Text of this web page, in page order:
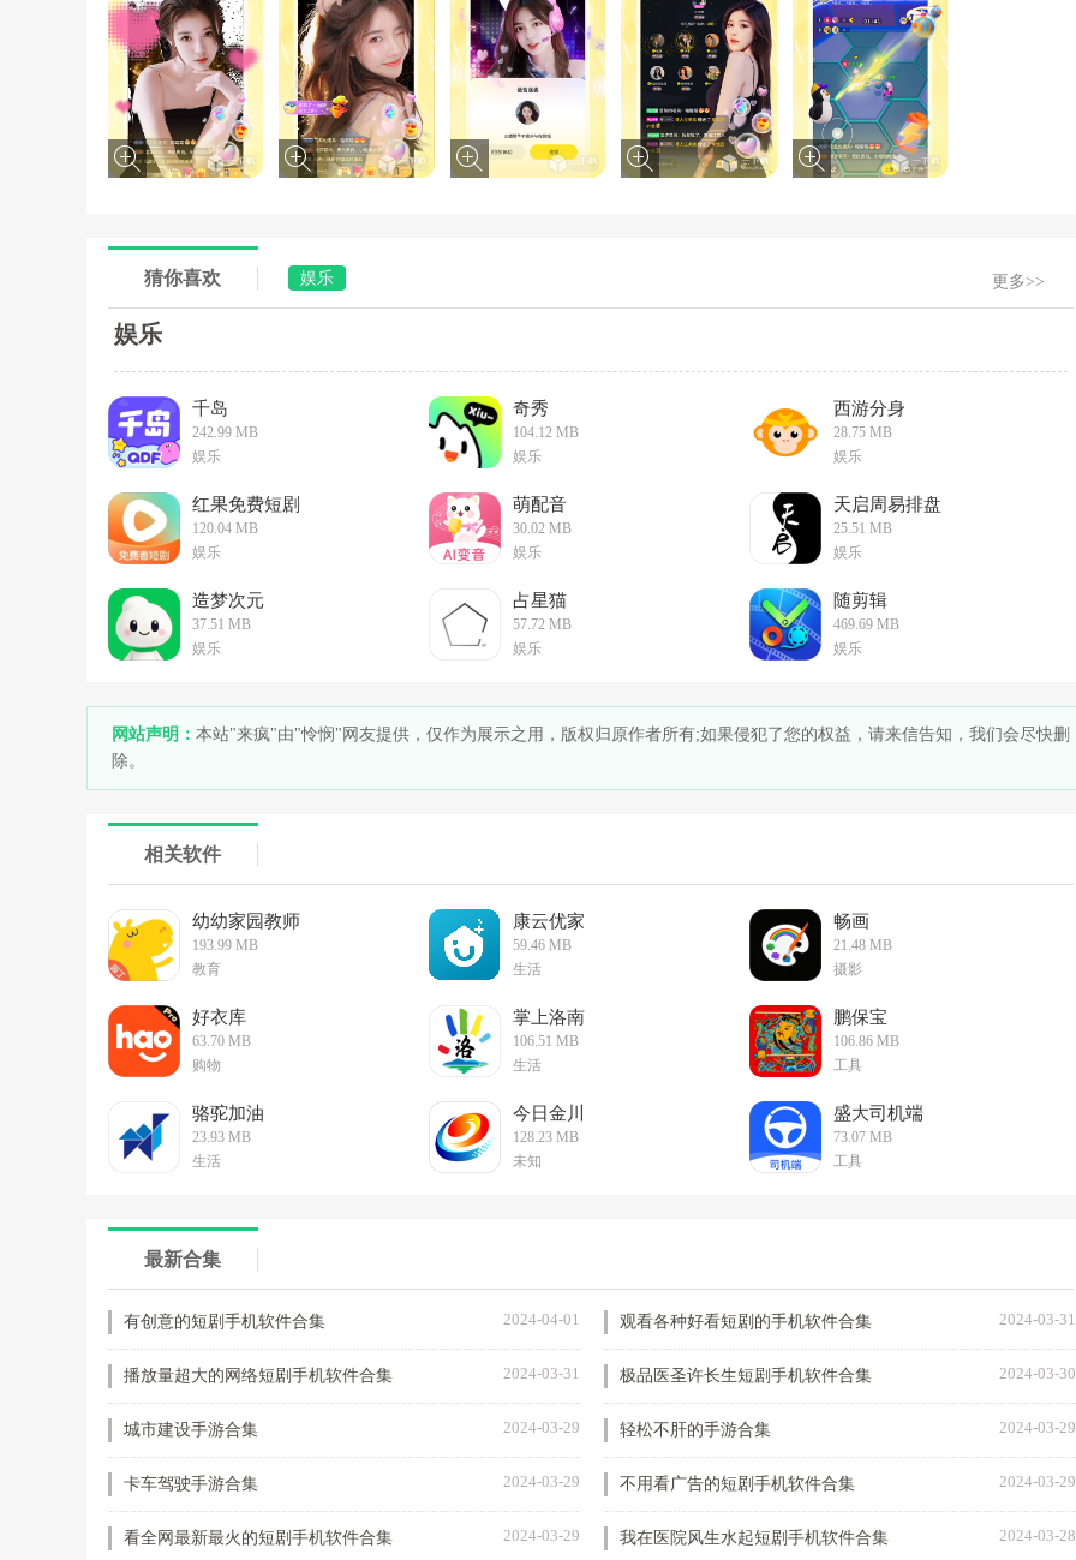
猜你喜欢 娱乐 更多>>
娱乐
千岛
242.99 MB
娱乐
奇秀
104.12 MB
娱乐
西游分身
28.75 MB
娱乐
红果免费短剧
120.04 MB
娱乐
萌配音
30.02 MB
娱乐
天启周易排盘
25.51 MB
娱乐
造梦次元
37.51 MB
娱乐
占星猫
57.72 MB
娱乐
随剪辑
469.69 MB
娱乐
网站声明： 本站"来疯"由"怜悯"网友提供，仅作为展示之用，版权归原作者所有;如果侵犯了您的权益，请来信告知，我们会尽快删
除。
相关软件
幼幼家园教师
193.99 MB
教育
康云优家
59.46 MB
生活
畅画
21.48 MB
摄影
好衣库
63.70 MB
购物
掌上洛南
106.51 MB
生活
鹏保宝
106.86 MB
工具
骆驼加油
23.93 MB
生活
今日金川
128.23 MB
未知
盛大司机端
73.07 MB
工具
最新合集
有创意的短剧手机软件合集 2024-04-01 观看各种好看短剧的手机软件合集 2024-03-31
播放量超大的网络短剧手机软件合集 2024-03-31 极品医圣许长生短剧手机软件合集 2024-03-30
城市建设手游合集 2024-03-29 轻松不肝的手游合集 2024-03-29
卡车驾驶手游合集 2024-03-29 不用看广告的短剧手机软件合集 2024-03-29
看全网最新最火的短剧手机软件合集 2024-03-29 我在医院风生水起短剧手机软件合集 2024-03-28